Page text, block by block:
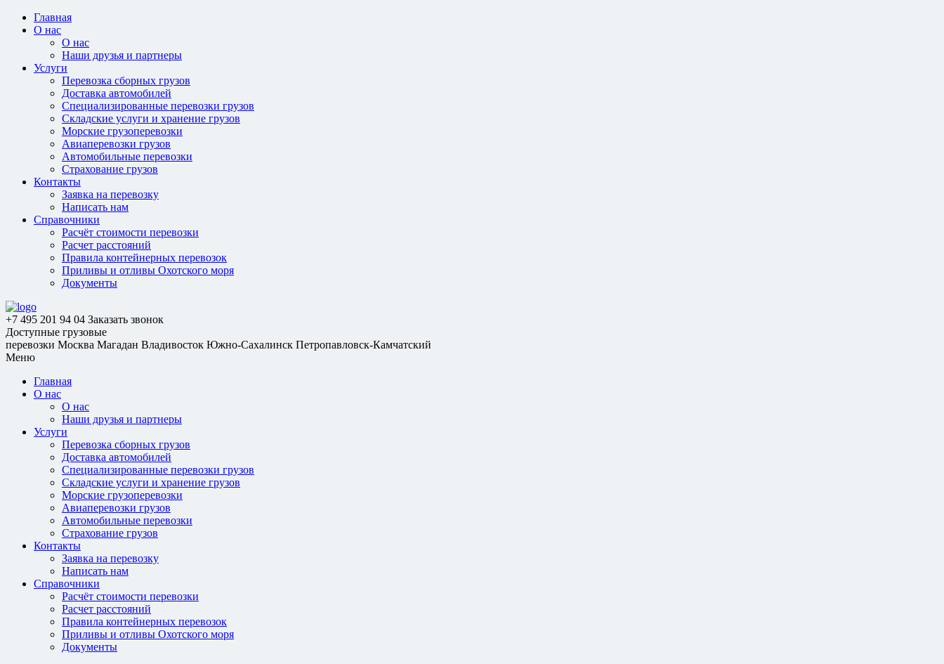
Главная
О нас
О нас
Наши друзья и партнеры
Услуги
Перевозка сборных грузов
Доставка автомобилей
Специализированные перевозки грузов
Складские услуги и хранение грузов
Морские грузоперевозки
Авиаперевозки грузов
Автомобильные перевозки
Страхование грузов
Контакты
Заявка на перевозку
Написать нам
Справочники
Расчёт стоимости перевозки
Расчет расстояний
Правила контейнерных перевозок
Приливы и отливы Охотского моря
Документы
+7 495 201 94 04 Заказать звонок
Доступные грузовые
перевозки Москва Магадан Владивосток Южно-Сахалинск Петропавловск-Камчатский
Меню
Главная
О нас
О нас
Наши друзья и партнеры
Услуги
Перевозка сборных грузов
Доставка автомобилей
Специализированные перевозки грузов
Складские услуги и хранение грузов
Морские грузоперевозки
Авиаперевозки грузов
Автомобильные перевозки
Страхование грузов
Контакты
Заявка на перевозку
Написать нам
Справочники
Расчёт стоимости перевозки
Расчет расстояний
Правила контейнерных перевозок
Приливы и отливы Охотского моря
Документы